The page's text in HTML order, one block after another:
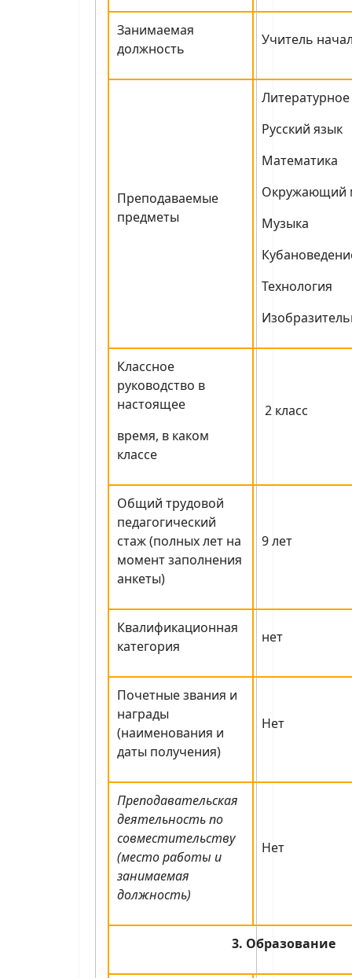
Занимаемая
должность
Учитель
Преподаваемые
предметы
Русский язык
Математика
Окружающий
Музыка
Технология
Классное
руководство в
настоящее
время, в каком
классе
2 класс
Общий трудовой
педагогический
стаж (полных лет на
момент заполнения
анкеты)
9 лет
Квалификационная
категория
нет
Почетные звания и
награды
(наименования и
даты получения)
Нет
Преподавательская
деятельность по
совместительству
(место работы и
занимаемая
должность)
Нет
3. Образование